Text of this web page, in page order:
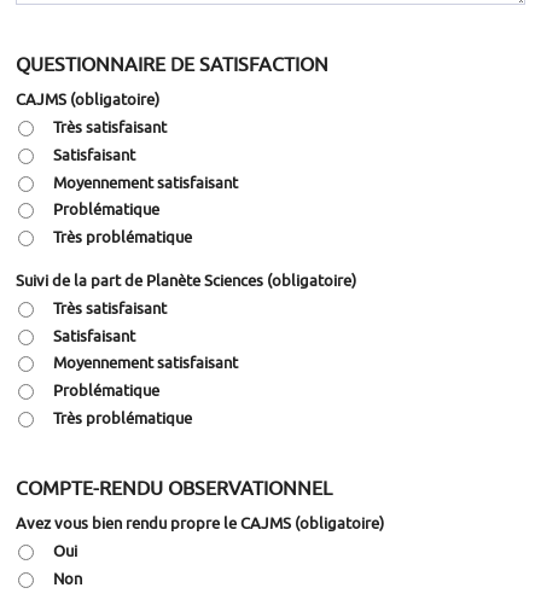
QUESTIONNAIRE DE SATISFACTION
CAJMS (obligatoire)
Très satisfaisant
Satisfaisant
Moyennement satisfaisant
Problématique
Très problématique
Suivi de la part de Planète Sciences (obligatoire)
Très satisfaisant
Satisfaisant
Moyennement satisfaisant
Problématique
Très problématique
COMPTE-RENDU OBSERVATIONNEL
Avez vous bien rendu propre le CAJMS (obligatoire)
Oui
Non